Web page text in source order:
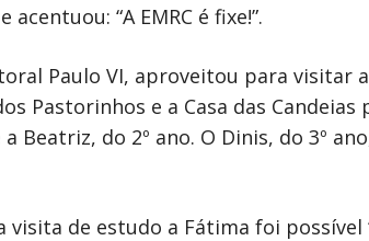
“A EMRC é fixe!”.
Paulo VI, aproveitou para visitar a
Pastorinhos e a Casa das
Beatriz, do 2º ano. O Dinis, do 3º
visita de estudo a Fátima foi